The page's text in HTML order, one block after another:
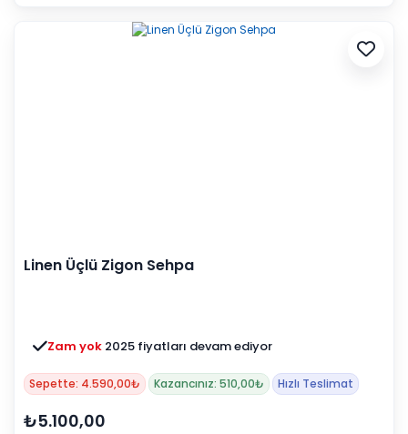
Linen Üçlü Zigon Sehpa
Zam yok 2025 fiyatları devam ediyor
Sepette: 4.590,00₺ Kazancınız: 510,00₺ Hızlı Teslimat
₺5.100,00